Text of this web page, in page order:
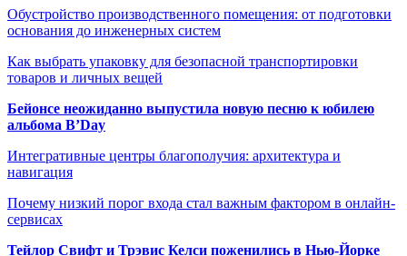
Обустройство производственного помещения: от подготовки
основания до инженерных систем
Как выбрать упаковку для безопасной транспортировки
товаров и личных вещей
Бейонсе неожиданно выпустила новую песню к юбилею
альбома B’Day
Интегративные центры благополучия: архитектура и
навигация
Почему низкий порог входа стал важным фактором в онлайн-
сервисах
Тейлор Свифт и Трэвис Келси поженились в Нью-Йорке